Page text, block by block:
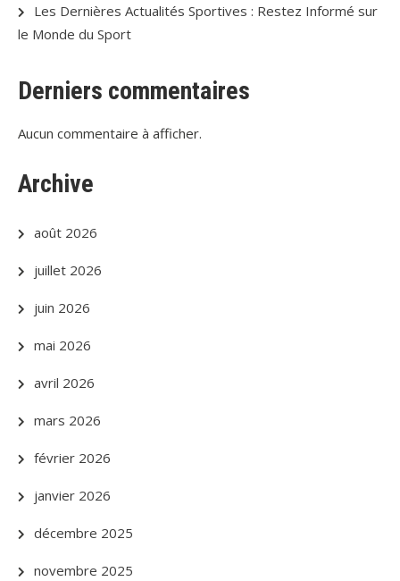
Les Dernières Actualités Sportives : Restez Informé sur
le Monde du Sport
Derniers commentaires
Aucun commentaire à afficher.
Archive
août 2026
juillet 2026
juin 2026
mai 2026
avril 2026
mars 2026
février 2026
janvier 2026
décembre 2025
novembre 2025